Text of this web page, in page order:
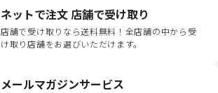
ネットで注文 店舗で受け取り
店舗で受け取りなら送料無料！全店舗の中から受
け取り店舗をお選びいただけます。
メールマガジンサービス